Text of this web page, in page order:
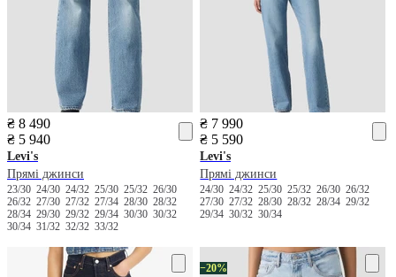
₴ 8 490
₴ 5 940
Levi's
Прямі джинси
23/30 24/30 24/32 25/30 25/32 26/30
26/32 27/30 27/32 27/34 28/30 28/32
28/34 29/30 29/32 29/34 30/30 30/32
30/34 31/32 32/32 33/32
₴ 7 990
₴ 5 590
Levi's
Прямі джинси
24/3024/3225/3025/3226/3026/32
27/3027/3228/3028/3228/3429/32
29/3430/3230/34
−20%